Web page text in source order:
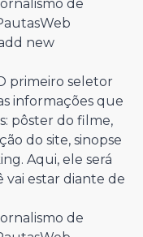
primeiro seletor
informações que
pôster do filme,
do site, sinopse
Aqui, ele será
vai estar diante de